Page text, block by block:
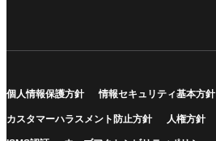
個人情報保護方針 情報セキュリティ基本方針
カスタマーハラスメント防止方針 人権方針